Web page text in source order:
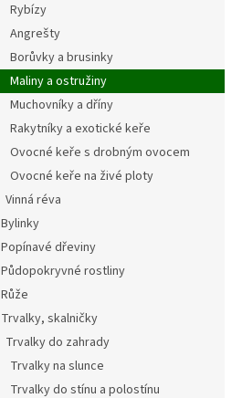
Rybízy
Angrešty
Borůvky a brusinky
Maliny a ostružiny
Muchovníky a dříny
Rakytníky a exotické keře
Ovocné keře s drobným ovocem
Ovocné keře na živé ploty
Vinná réva
Bylinky
Popínavé dřeviny
Půdopokryvné rostliny
Růže
Trvalky, skalničky
Trvalky do zahrady
Trvalky na slunce
Trvalky do stínu a polostínu